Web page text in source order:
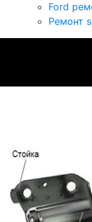
Ford
Ремонт